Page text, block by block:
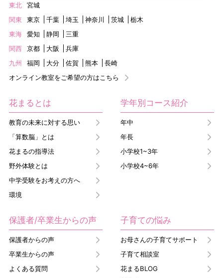
東北
宮城
関東
東京 千葉 埼玉 神奈川 茨城
栃木
東海
愛知 静岡
三重
関西
京都 大阪
兵庫
九州
福岡 大分 佐賀 熊本
長崎
オンライン教室をご希望の方はこちら
花まるとは
教育の未来に対する思い
「算数脳」とは
花まるの指導法
野外体験とは
中学受験をお考えの方へ
環境
学年別コース紹介
年中
年長
小学校1~3年
小学校4~6年
保護者/卒業生からの声
保護者からの声
卒業生からの声
よくある質問
子育ての悩み
お母さんの子育てサポート
子育て相談室
花まるBLOG